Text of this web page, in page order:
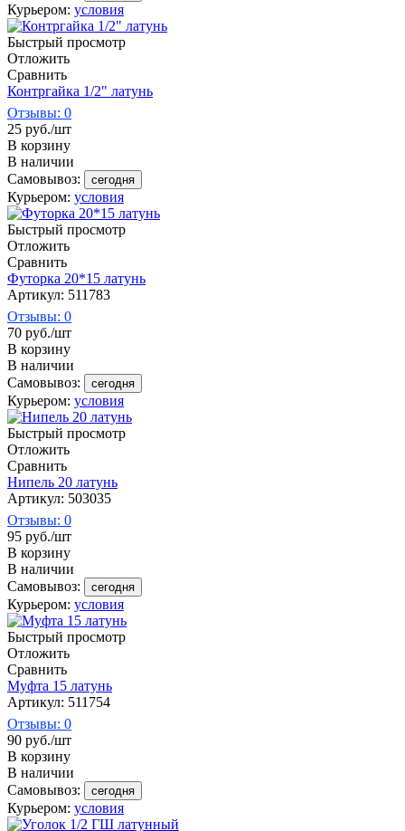
Курьером: условия
Быстрый просмотр
Отложить
Сравнить
Контргайка 1/2" латунь
Отзывы: 0
25 руб./шт
В корзину
В наличии
Самовывоз:
сегодня
Курьером: условия
Быстрый просмотр
Отложить
Сравнить
Футорка 20*15 латунь
Артикул: 511783
Отзывы: 0
70 руб./шт
В корзину
В наличии
Самовывоз:
сегодня
Курьером: условия
Быстрый просмотр
Отложить
Сравнить
Нипель 20 латунь
Артикул: 503035
Отзывы: 0
95 руб./шт
В корзину
В наличии
Самовывоз:
сегодня
Курьером: условия
Быстрый просмотр
Отложить
Сравнить
Муфта 15 латунь
Артикул: 511754
Отзывы: 0
90 руб./шт
В корзину
В наличии
Самовывоз:
сегодня
Курьером: условия